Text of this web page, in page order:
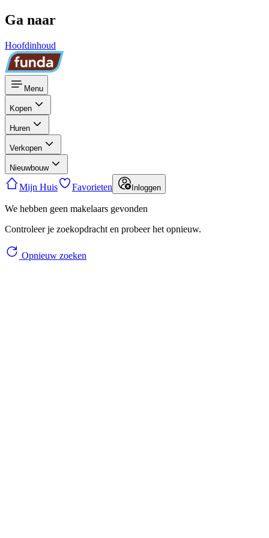
Ga naar
Hoofdinhoud
Menu
Kopen
Huren
Verkopen
Nieuwbouw
Mijn Huis Favorieten Inloggen
We hebben geen makelaars gevonden
Controleer je zoekopdracht en probeer het opnieuw.
Opnieuw zoeken